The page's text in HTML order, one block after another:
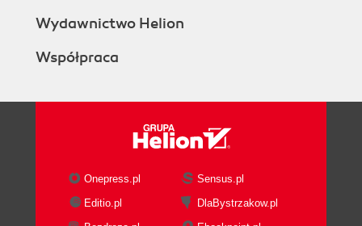
Wydawnictwo Helion
Współpraca
Onepress.pl
Sensus.pl
Editio.pl
DlaBystrzakow.pl